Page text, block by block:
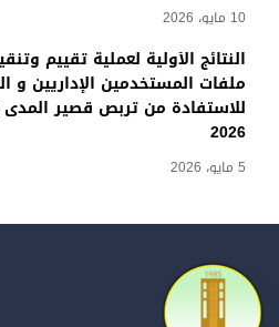
10 مايو، 2026
النتائج الأولية لعملية تقييم
ملفات المستخدمين الإداريين و
للاستفادة من تربص قصير المدى
2026
5 مايو، 2026